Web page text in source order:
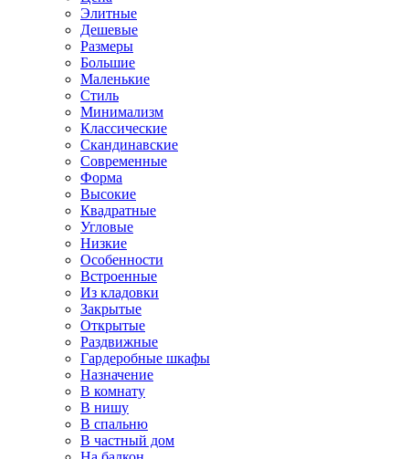
Элитные
Дешевые
Размеры
Большие
Маленькие
Стиль
Минимализм
Классические
Скандинавские
Современные
Форма
Высокие
Квадратные
Угловые
Низкие
Особенности
Встроенные
Из кладовки
Закрытые
Открытые
Раздвижные
Гардеробные шкафы
Назначение
В комнату
В нишу
В спальню
В частный дом